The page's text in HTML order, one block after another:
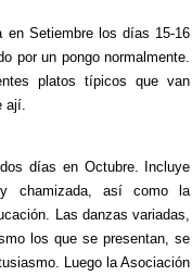
en Setiembre los días 15-16
por un pongo normalmente.
platos típicos que van
ají.
días en Octubre. Incluye
chamizada, así como la
Las danzas variadas,
los que se presentan, se
Luego la Asociación